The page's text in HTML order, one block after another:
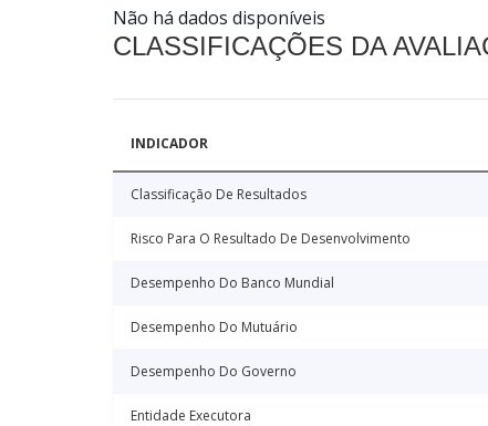
Não há dados disponíveis
CLASSIFICAÇÕES DA
INDICADOR
Classificação De Resultados
Risco Para O Resultado De Desenvolvimento
Desempenho Do Banco Mundial
Desempenho Do Mutuário
Desempenho Do Governo
Entidade Executora